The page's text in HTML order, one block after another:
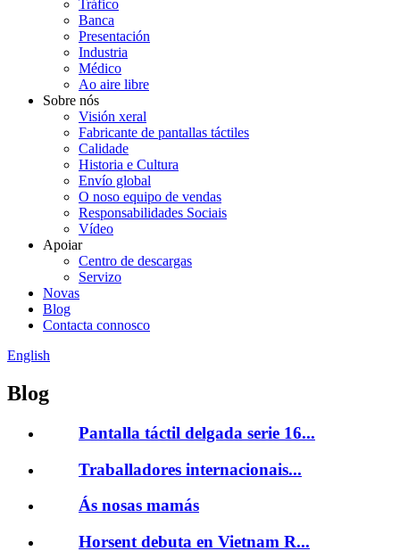
Tráfico
Banca
Presentación
Industria
Médico
Ao aire libre
Sobre nós
Visión xeral
Fabricante de pantallas táctiles
Calidade
Historia e Cultura
Envío global
O noso equipo de vendas
Responsabilidades Sociais
Vídeo
Apoiar
Centro de descargas
Servizo
Novas
Blog
Contacta connosco
English
Blog
Pantalla táctil delgada serie 16...
Traballadores internacionais...
Ás nosas mamás
Horsent debuta en Vietnam R...